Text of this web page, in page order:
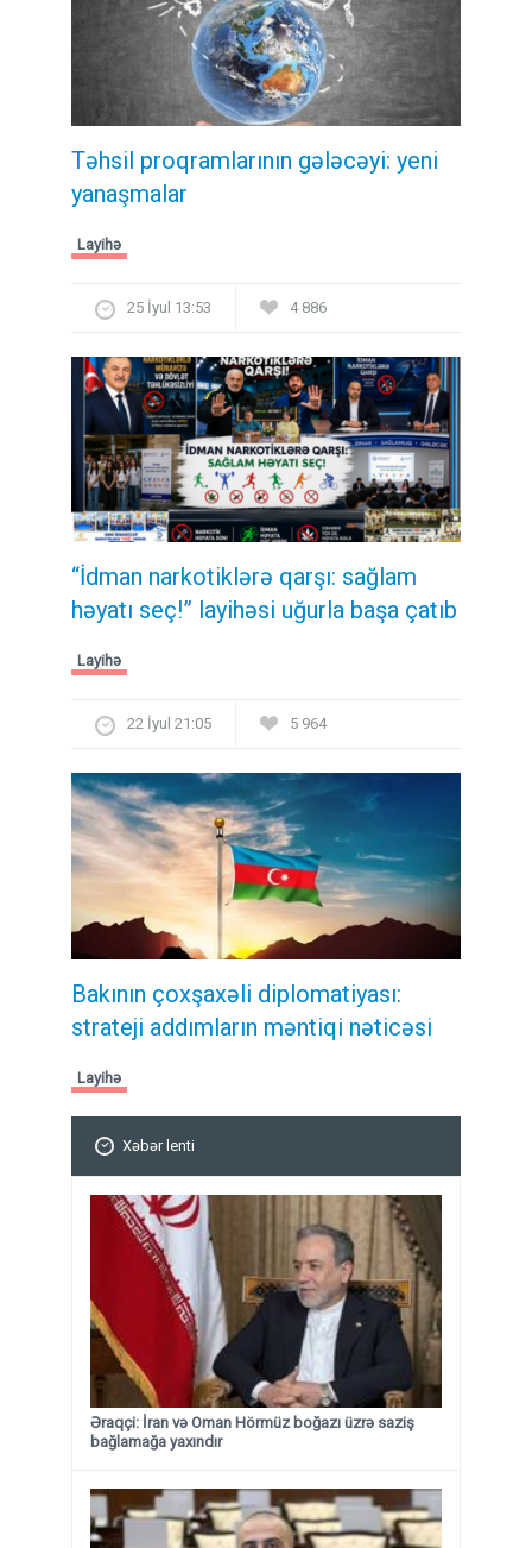
Təhsil proqramlarının gələcəyi: yeni
yanaşmalar
Layihə
25 İyul 13:53 4 886
“İdman narkotiklərə qarşı: sağlam
həyatı seç!” layihəsi uğurla başa çatıb
Layihə
22 İyul 21:05 5 964
Bakının çoxşaxəli diplomatiyası:
strateji addımların məntiqi nəticəsi
Layihə
Xəbər lenti
Əraqçi: İran və Oman Hörmüz boğazı üzrə saziş
bağlamağa yaxındır